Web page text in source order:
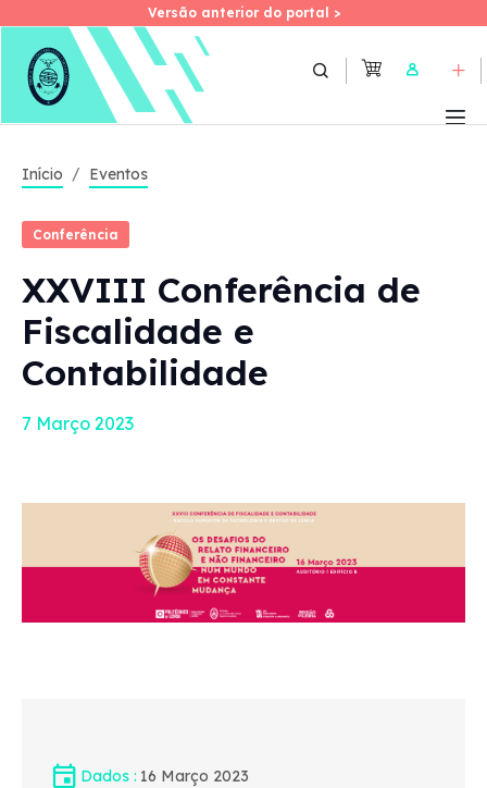
Skip
Versão anterior do portal >
Versão anterior do portal >
User
Início Eventos
Conferência
XXVIII Conferência de
Fiscalidade e
Contabilidade
7 Março 2023
Dados 16 Março 2023